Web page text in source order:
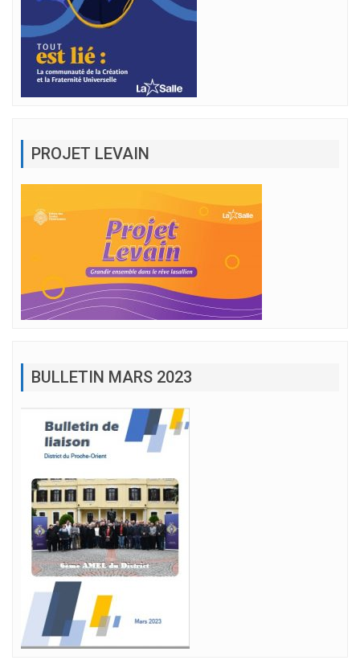
PROJET LEVAIN
BULLETIN MARS 2023